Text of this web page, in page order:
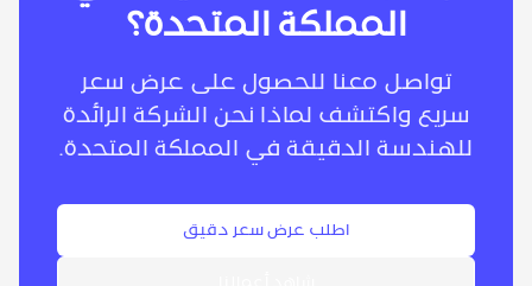
المملكة المتحدة؟
تواصل معنا للحصول على عرض سعر
سريع واكتشف لماذا نحن الشركة الرائدة
للهندسة الدقيقة في المملكة المتحدة.
اطلب عرض سعر دقيق